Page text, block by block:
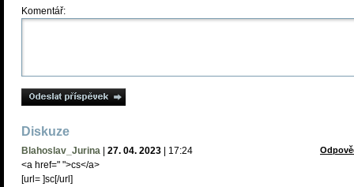
Komentář:
Diskuze
Blahoslav_Jurina 27. 04. 2023 17:24
<a href=" ">cs</a>
[url= ]sc[/url]